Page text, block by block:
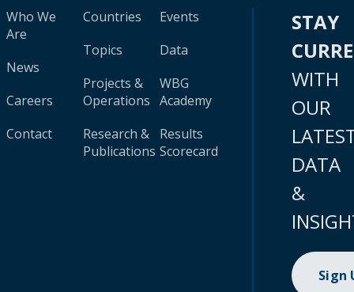
Who We
Are
News
Careers
Contact
Countries
Topics
Projects &
Operations
Research &
Publications
Events
Data
WBG
Academy
Results
Scorecard
STAY
WITH
OUR
DATA
&
Sign